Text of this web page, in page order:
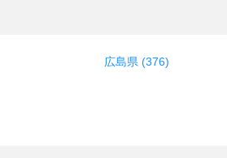
広島県 (376)